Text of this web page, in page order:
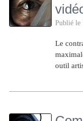
Publié le
Le
outil